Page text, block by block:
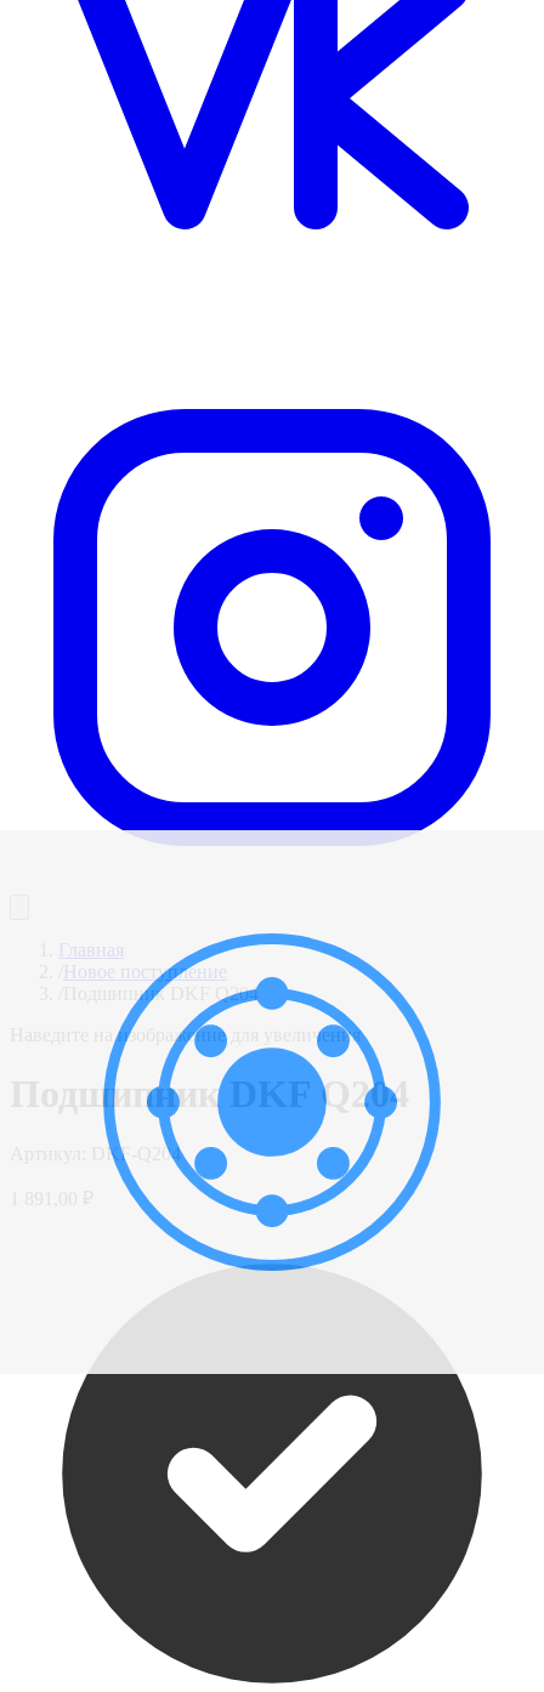
Главная
Новое поступление
Подшипник DKF Q204
Наведите на изображение для увеличения
Подшипник DKF Q204
DKF-Q204